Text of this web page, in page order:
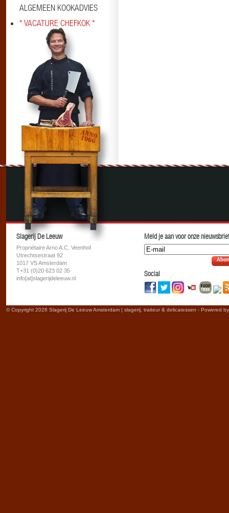
ALGEMEEN KOOKADVIES
* VACATURE CHEFKOK *
Slagerij De Leeuw
Propriétaire Arno A.C. Veenhof
Utrechtsestraat 92
1017 VS Amsterdam
T+31 (0)20 623 02 35
info[at]slagerijdeleeuw.nl
Meld je aan voor onze
Social
© Copyright 2026 Slagerij De Leeuw Amsterdam | slagerij, traiteur & delicatessen - Powered